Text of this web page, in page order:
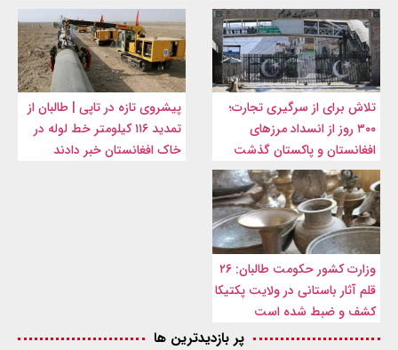
تلاش برای از سرگیری تجارت؛
۳۰۰ روز از انسداد مرزهای
افغانستان و پاکستان گذشت
پیشروی تازه در تاپی | طالبان از
تمدید ۱۱۶ کیلومتر خط لوله در
خاک افغانستان خبر دادند
وزارت کشور حکومت طالبان: ۲۶
قلم آثار باستانی در ولایت پکتیکا
کشف و ضبط شده است
پر بازدیدترین ها